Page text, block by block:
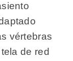
vértebras
de red